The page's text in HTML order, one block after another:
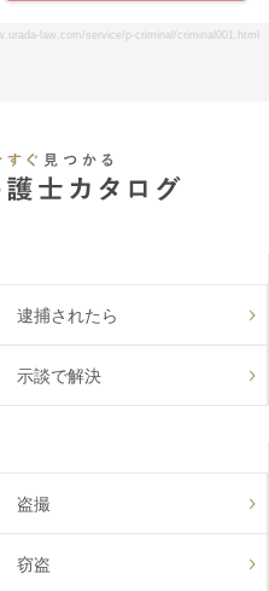
law.com/service/p-criminal/criminal001.html
逮捕されたら
示談で解決
盗撮
窃盗